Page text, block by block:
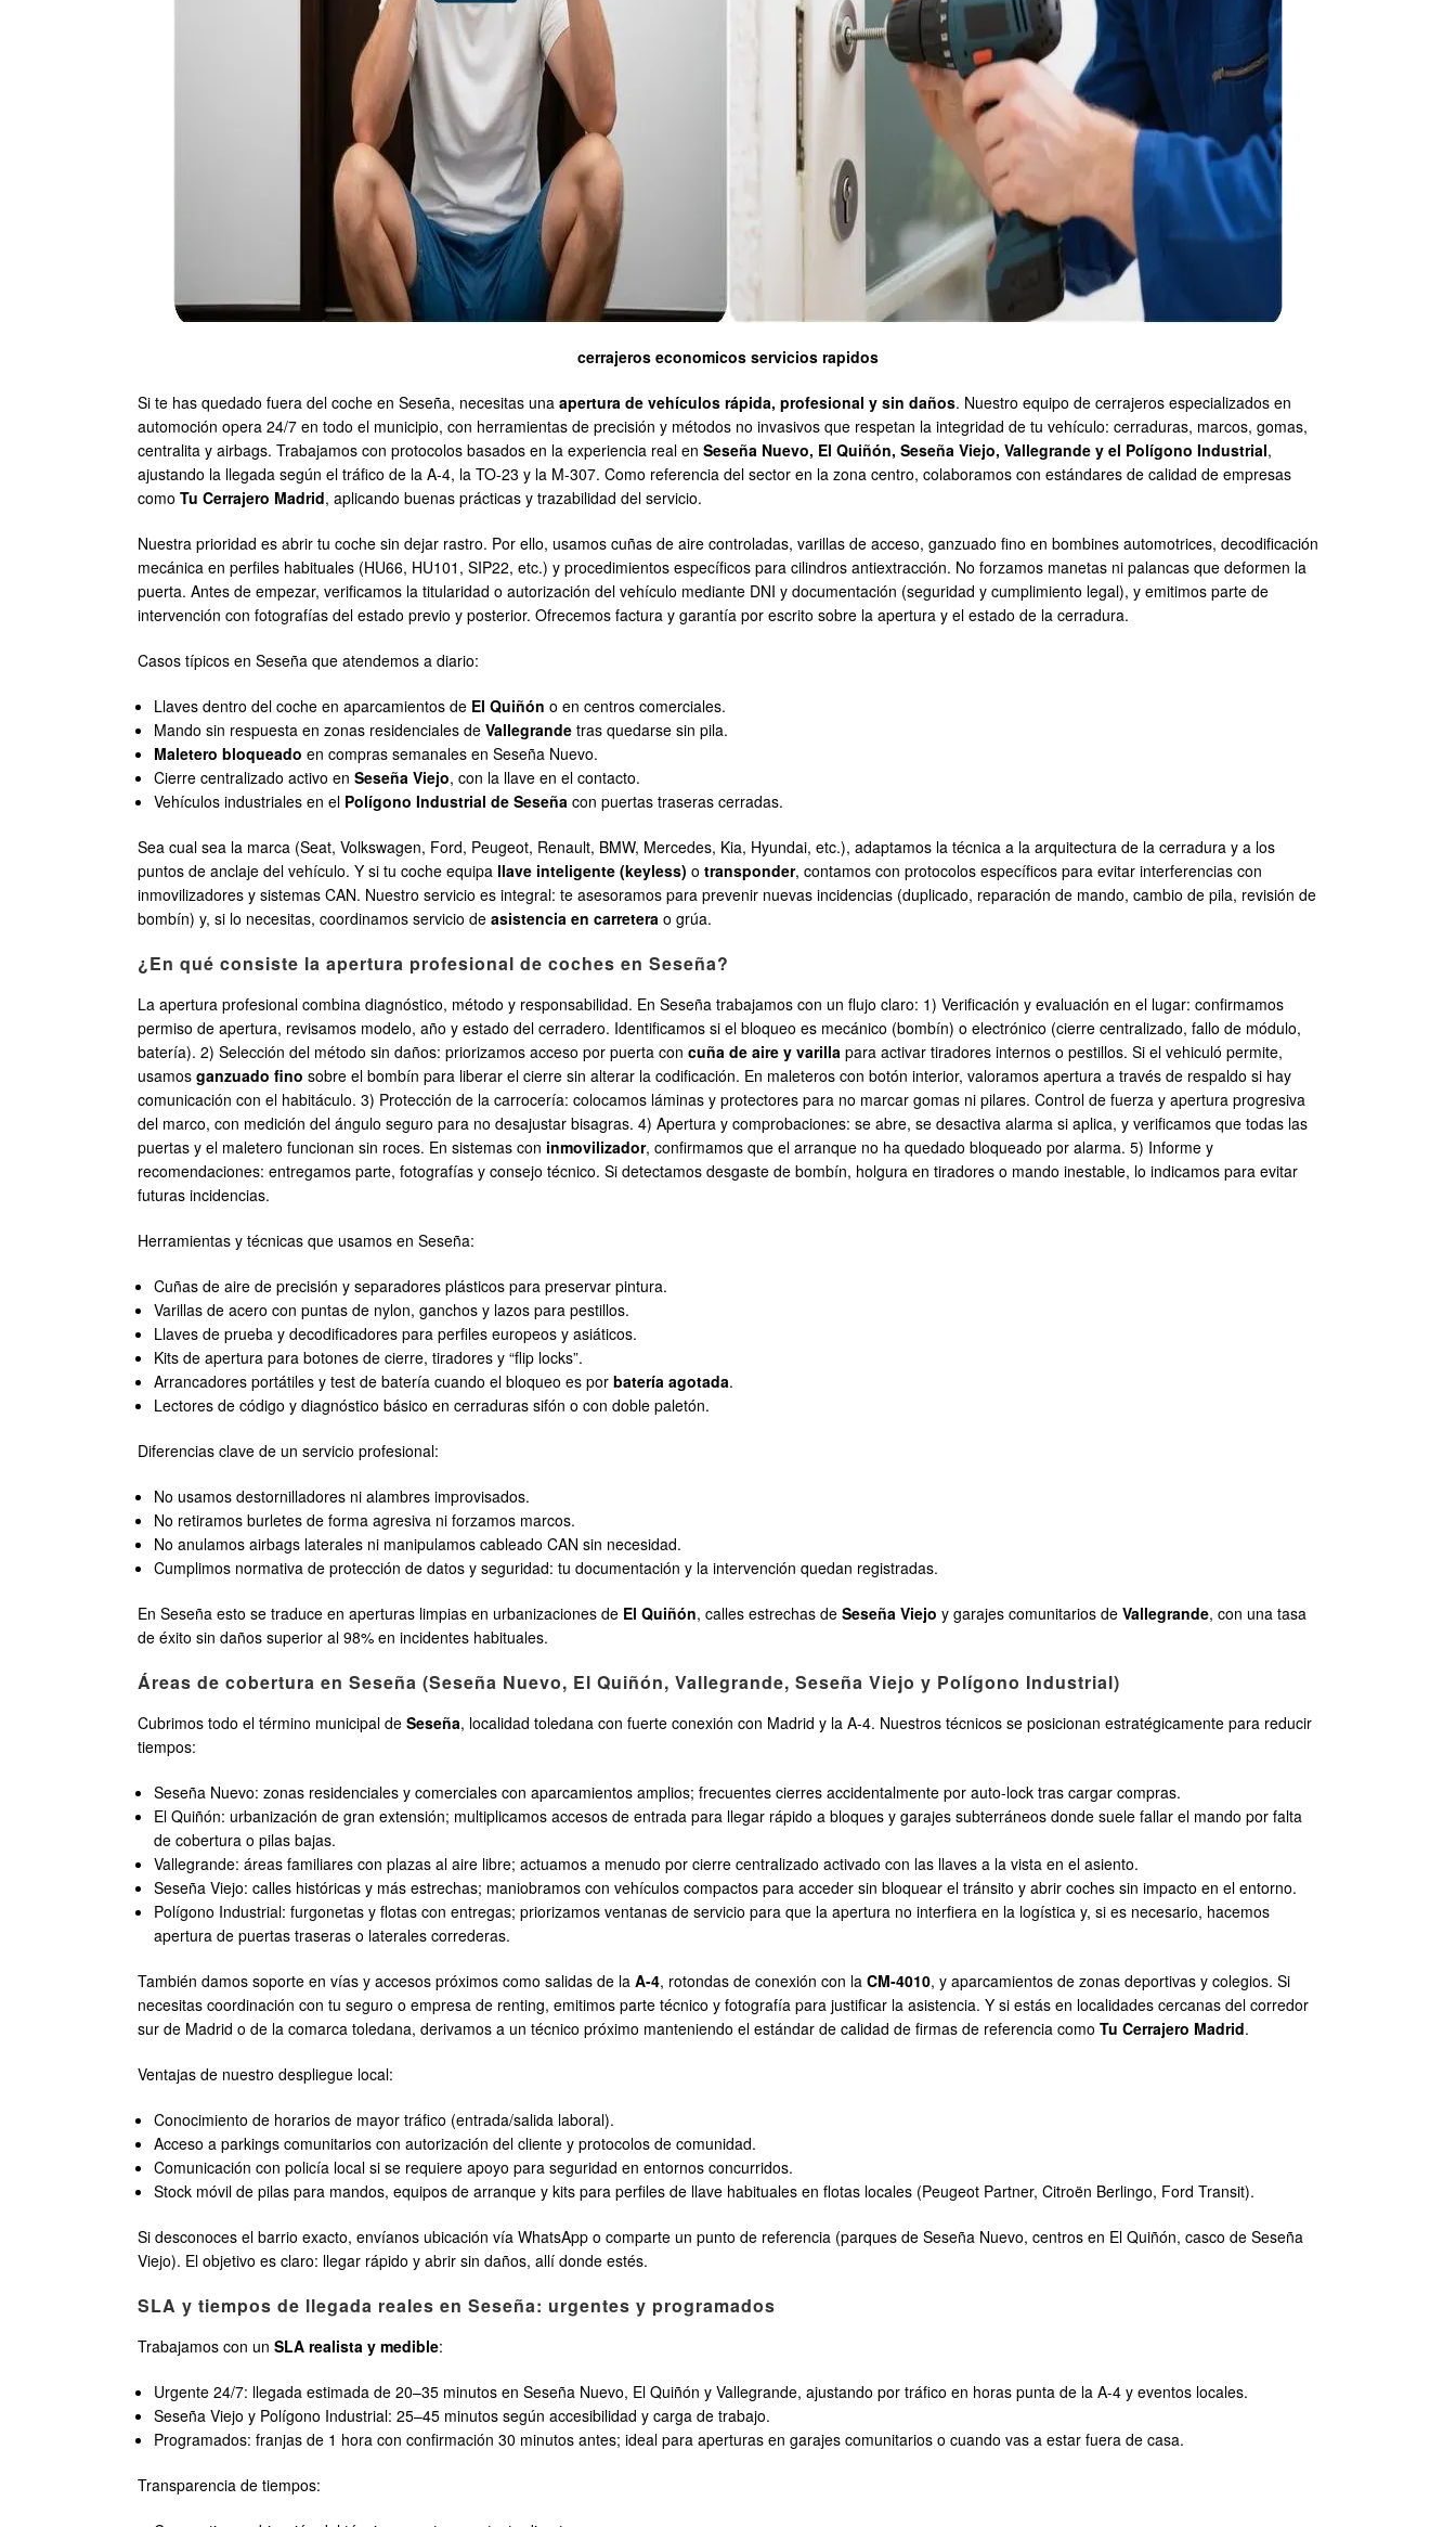
cerrajeros economicos servicios rapidos
Si te has quedado fuera del coche en Seseña, necesitas una apertura de vehículos rápida, profesional y sin daños. Nuestro equipo de cerrajeros especializados en
automoción opera 24/7 en todo el municipio, con herramientas de precisión y métodos no invasivos que respetan la integridad de tu vehículo: cerraduras, marcos, gomas,
centralita y airbags. Trabajamos con protocolos basados en la experiencia real en Seseña Nuevo, El Quiñón, Seseña Viejo, Vallegrande y el Polígono Industrial,
ajustando la llegada según el tráfico de la A-4, la TO-23 y la M-307. Como referencia del sector en la zona centro, colaboramos con estándares de calidad de empresas
como Tu Cerrajero Madrid, aplicando buenas prácticas y trazabilidad del servicio.
Nuestra prioridad es abrir tu coche sin dejar rastro. Por ello, usamos cuñas de aire controladas, varillas de acceso, ganzuado fino en bombines automotrices, decodificación
mecánica en perfiles habituales (HU66, HU101, SIP22, etc.) y procedimientos específicos para cilindros antiextracción. No forzamos manetas ni palancas que deformen la
puerta. Antes de empezar, verificamos la titularidad o autorización del vehículo mediante DNI y documentación (seguridad y cumplimiento legal), y emitimos parte de
intervención con fotografías del estado previo y posterior. Ofrecemos factura y garantía por escrito sobre la apertura y el estado de la cerradura.
Casos típicos en Seseña que atendemos a diario:
Llaves dentro del coche en aparcamientos de El Quiñón o en centros comerciales.
Mando sin respuesta en zonas residenciales deVallegrande tras quedarse sin pila.
Maletero bloqueado en compras semanales en Seseña Nuevo.
Cierre centralizado activo enSeseña Viejo, con la llave en el contacto.
Vehículos industriales en el Polígono Industrial de Seseña con puertas traseras cerradas.
Sea cual sea la marca (Seat, Volkswagen, Ford, Peugeot, Renault, BMW, Mercedes, Kia, Hyundai, etc.), adaptamos la técnica a la arquitectura de la cerradura y a los
puntos de anclaje del vehículo. Y si tu coche equipa llave inteligente (keyless) o transponder, contamos con protocolos específicos para evitar interferencias con
inmovilizadores y sistemas CAN. Nuestro servicio es integral: te asesoramos para prevenir nuevas incidencias (duplicado, reparación de mando, cambio de pila, revisión de
bombín) y, si lo necesitas, coordinamos servicio de asistencia en carretera o grúa.
¿En qué consiste la apertura profesional de coches en Seseña?
La apertura profesional combina diagnóstico, método y responsabilidad. En Seseña trabajamos con un flujo claro: 1) Verificación y evaluación en el lugar: confirmamos
permiso de apertura, revisamos modelo, año y estado del cerradero. Identificamos si el bloqueo es mecánico (bombín) o electrónico (cierre centralizado, fallo de módulo,
batería). 2) Selección del método sin daños: priorizamos acceso por puerta con cuña de aire y varilla para activar tiradores internos o pestillos. Si el vehiculó permite,
usamos ganzuado fino sobre el bombín para liberar el cierre sin alterar la codificación. En maleteros con botón interior, valoramos apertura a través de respaldo si hay
comunicación con el habitáculo. 3) Protección de la carrocería: colocamos láminas y protectores para no marcar gomas ni pilares. Control de fuerza y apertura progresiva
del marco, con medición del ángulo seguro para no desajustar bisagras. 4) Apertura y comprobaciones: se abre, se desactiva alarma si aplica, y verificamos que todas las
puertas y el maletero funcionan sin roces. En sistemas con inmovilizador, confirmamos que el arranque no ha quedado bloqueado por alarma. 5) Informe y
recomendaciones: entregamos parte, fotografías y consejo técnico. Si detectamos desgaste de bombín, holgura en tiradores o mando inestable, lo indicamos para evitar
futuras incidencias.
Herramientas y técnicas que usamos en Seseña:
Cuñas de aire de precisión y separadores plásticos para preservar pintura.
Varillas de acero con puntas de nylon, ganchos y lazos para pestillos.
Llaves de prueba y decodificadores para perfiles europeos y asiáticos.
Kits de apertura para botones de cierre, tiradores y “flip locks”.
Arrancadores portátiles y test de batería cuando el bloqueo es porbatería agotada.
Lectores de código y diagnóstico básico en cerraduras sifón o con doble paletón.
Diferencias clave de un servicio profesional:
No usamos destornilladores ni alambres improvisados.
No retiramos burletes de forma agresiva ni forzamos marcos.
No anulamos airbags laterales ni manipulamos cableado CAN sin necesidad.
Cumplimos normativa de protección de datos y seguridad: tu documentación y la intervención quedan registradas.
En Seseña esto se traduce en aperturas limpias en urbanizaciones de El Quiñón, calles estrechas de Seseña Viejo y garajes comunitarios de Vallegrande, con una tasa
de éxito sin daños superior al 98% en incidentes habituales.
Áreas de cobertura en Seseña (Seseña Nuevo, El Quiñón, Vallegrande, Seseña Viejo y Polígono Industrial)
Cubrimos todo el término municipal de Seseña, localidad toledana con fuerte conexión con Madrid y la A-4. Nuestros técnicos se posicionan estratégicamente para reducir
tiempos:
Seseña Nuevo: zonas residenciales y comerciales con aparcamientos amplios; frecuentes cierres accidentalmente por auto-lock tras cargar compras.
El Quiñón: urbanización de gran extensión; multiplicamos accesos de entrada para llegar rápido a bloques y garajes subterráneos donde suele fallar el mando por falta
de cobertura o pilas bajas.
Vallegrande: áreas familiares con plazas al aire libre; actuamos a menudo por cierre centralizado activado con las llaves a la vista en el asiento.
Seseña Viejo: calles históricas y más estrechas; maniobramos con vehículos compactos para acceder sin bloquear el tránsito y abrir coches sin impacto en el entorno.
Polígono Industrial: furgonetas y flotas con entregas; priorizamos ventanas de servicio para que la apertura no interfiera en la logística y, si es necesario, hacemos
apertura de puertas traseras o laterales correderas.
También damos soporte en vías y accesos próximos como salidas de la A-4, rotondas de conexión con la CM-4010, y aparcamientos de zonas deportivas y colegios. Si
necesitas coordinación con tu seguro o empresa de renting, emitimos parte técnico y fotografía para justificar la asistencia. Y si estás en localidades cercanas del corredor
sur de Madrid o de la comarca toledana, derivamos a un técnico próximo manteniendo el estándar de calidad de firmas de referencia como Tu Cerrajero Madrid.
Ventajas de nuestro despliegue local:
Conocimiento de horarios de mayor tráfico (entrada/salida laboral).
Acceso a parkings comunitarios con autorización del cliente y protocolos de comunidad.
Comunicación con policía local si se requiere apoyo para seguridad en entornos concurridos.
Stock móvil de pilas para mandos, equipos de arranque y kits para perfiles de llave habituales en flotas locales (Peugeot Partner, Citroën Berlingo, Ford Transit).
Si desconoces el barrio exacto, envíanos ubicación vía WhatsApp o comparte un punto de referencia (parques de Seseña Nuevo, centros en El Quiñón, casco de Seseña
Viejo). El objetivo es claro: llegar rápido y abrir sin daños, allí donde estés.
SLA y tiempos de llegada reales en Seseña: urgentes y programados
Trabajamos con un SLA realista y medible:
Urgente 24/7: llegada estimada de 20–35 minutos en Seseña Nuevo, El Quiñón y Vallegrande, ajustando por tráfico en horas punta de la A-4 y eventos locales.
Seseña Viejo y Polígono Industrial: 25–45 minutos según accesibilidad y carga de trabajo.
Programados: franjas de 1 hora con confirmación 30 minutos antes; ideal para aperturas en garajes comunitarios o cuando vas a estar fuera de casa.
Transparencia de tiempos: